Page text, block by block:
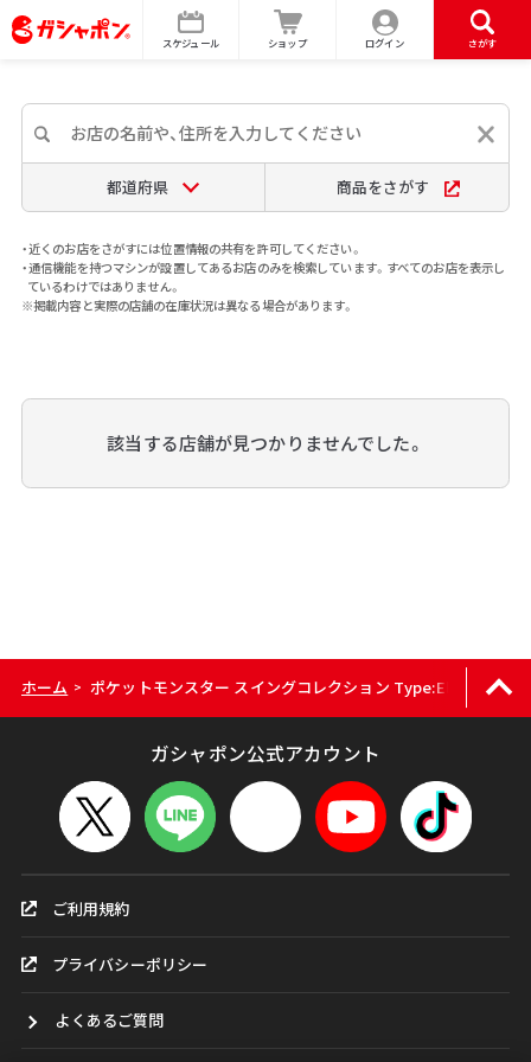
スケジュール ショップ ログイン さがす
都道府県 商品をさがす
・近くのお店をさがすには位置情報の共有を許可してください。
・通信機能を持つマシンが設置してあるお店のみを検索しています。すべてのお店を表示し
ているわけではありません。
※掲載内容と実際の店舗の在庫状況は異なる場合があります。
該当する店舗が見つかりませんでした。
ホーム > ポケットモンスター スイングコレクション Type:Electric｜全
ガシャポン公式アカウント
ご利用規約
プライバシーポリシー
よくあるご質問